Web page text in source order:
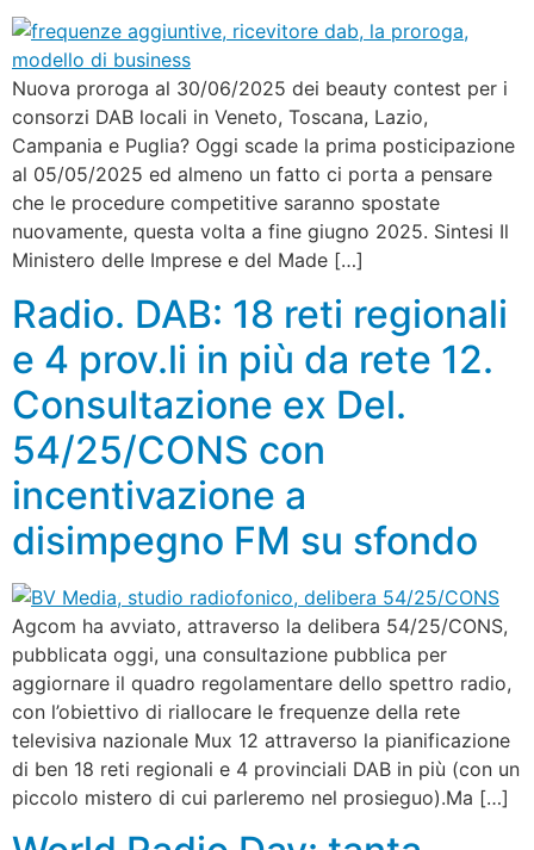
Nuova proroga al 30/06/2025 dei beauty contest per i
consorzi DAB locali in Veneto, Toscana, Lazio,
Campania e Puglia? Oggi scade la prima posticipazione
al 05/05/2025 ed almeno un fatto ci porta a pensare
che le procedure competitive saranno spostate
nuovamente, questa volta a fine giugno 2025. Sintesi Il
Ministero delle Imprese e del Made […]
Radio. DAB: 18 reti regionali
e 4 prov.li in più da rete 12.
Consultazione ex Del.
54/25/CONS con
incentivazione a
disimpegno FM su sfondo
Agcom ha avviato, attraverso la delibera 54/25/CONS,
pubblicata oggi, una consultazione pubblica per
aggiornare il quadro regolamentare dello spettro radio,
con l’obiettivo di riallocare le frequenze della rete
televisiva nazionale Mux 12 attraverso la pianificazione
di ben 18 reti regionali e 4 provinciali DAB in più (con un
piccolo mistero di cui parleremo nel prosieguo).Ma […]